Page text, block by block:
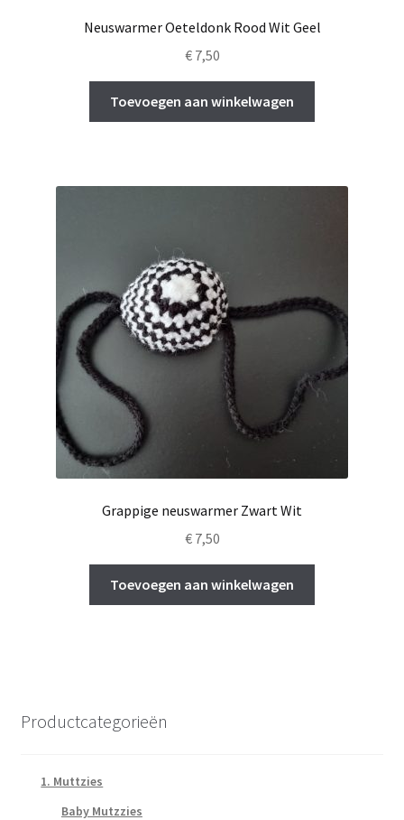
Neuswarmer Oeteldonk Rood Wit Geel
€7,50
Toevoegen aan winkelwagen
Grappige neuswarmer Zwart Wit
€7,50
Toevoegen aan winkelwagen
Productcategorieën
1. Muttzies
Baby Mutzzies